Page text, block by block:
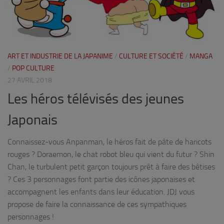
ART ET INDUSTRIE DE LA JAPANIME / CULTURE ET SOCIÉTÉ / MANGA
/ POP CULTURE
27 AVRIL 2018
Les héros télévisés des jeunes
Japonais
Connaissez-vous Anpanman, le héros fait de pâte de haricots
rouges ? Doraemon, le chat robot bleu qui vient du futur ? Shin
Chan, le turbulent petit garçon toujours prêt à faire des bêtises
? Ces 3 personnages font partie des icônes japonaises et
accompagnent les enfants dans leur éducation. JDJ vous
propose de faire la connaissance de ces sympathiques
personnages !